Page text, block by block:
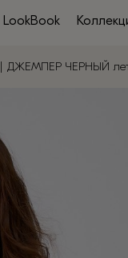
LookBook
| ДЖЕМПЕР ЧЕРНЫЙ